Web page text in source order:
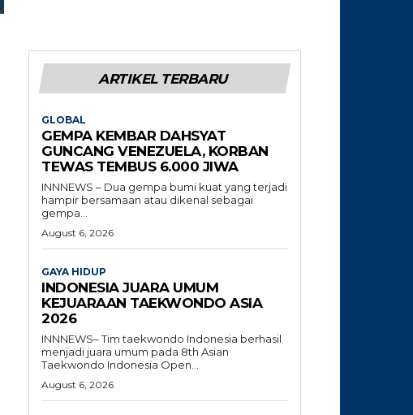
ARTIKEL TERBARU
GLOBAL
GEMPA KEMBAR DAHSYAT
GUNCANG VENEZUELA, KORBAN
TEWAS TEMBUS 6.000 JIWA
INNNEWS – Dua gempa bumi kuat yang terjadi
hampir bersamaan atau dikenal sebagai
gempa...
August 6, 2026
GAYA HIDUP
INDONESIA JUARA UMUM
KEJUARAAN TAEKWONDO ASIA
2026
INNNEWS– Tim taekwondo Indonesia berhasil
menjadi juara umum pada 8th Asian
Taekwondo Indonesia Open...
August 6, 2026